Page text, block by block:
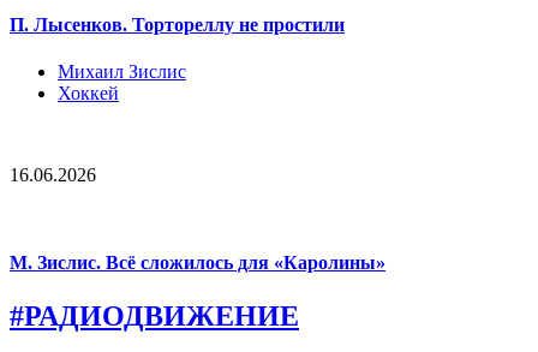
П. Лысенков. Тортореллу не простили
Михаил Зислис
Хоккей
16.06.2026
М. Зислис. Всё сложилось для «Каролины»
#РАДИОДВИЖЕНИЕ